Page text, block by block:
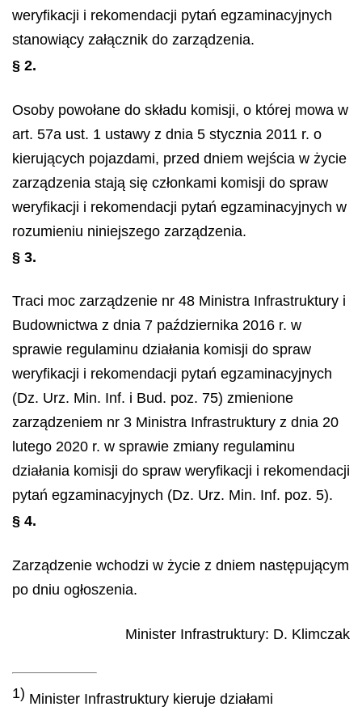
weryfikacji i rekomendacji pytań egzaminacyjnych
stanowiący załącznik do zarządzenia.
§ 2.
Osoby powołane do składu komisji, o której mowa w
art. 57a ust. 1 ustawy z dnia 5 stycznia 2011 r. o
kierujących pojazdami, przed dniem wejścia w życie
zarządzenia stają się członkami komisji do spraw
weryfikacji i rekomendacji pytań egzaminacyjnych w
rozumieniu niniejszego zarządzenia.
§ 3.
Traci moc zarządzenie nr 48 Ministra Infrastruktury i
Budownictwa z dnia 7 października 2016 r. w
sprawie regulaminu działania komisji do spraw
weryfikacji i rekomendacji pytań egzaminacyjnych
(Dz. Urz. Min. Inf. i Bud. poz. 75) zmienione
zarządzeniem nr 3 Ministra Infrastruktury z dnia 20
lutego 2020 r. w sprawie zmiany regulaminu
działania komisji do spraw weryfikacji i rekomendacji
pytań egzaminacyjnych (Dz. Urz. Min. Inf. poz. 5).
§ 4.
Zarządzenie wchodzi w życie z dniem następującym
po dniu ogłoszenia.
Minister Infrastruktury: D. Klimczak
1) Minister Infrastruktury kieruje działami